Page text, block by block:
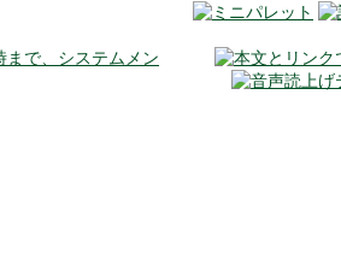
まで、システムメン